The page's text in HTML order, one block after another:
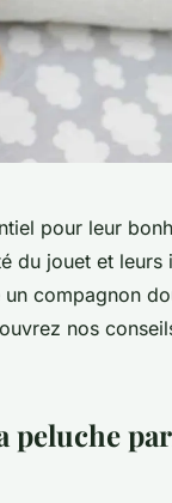
pour leur
du jouet et leurs
compagnon
nos
peluche